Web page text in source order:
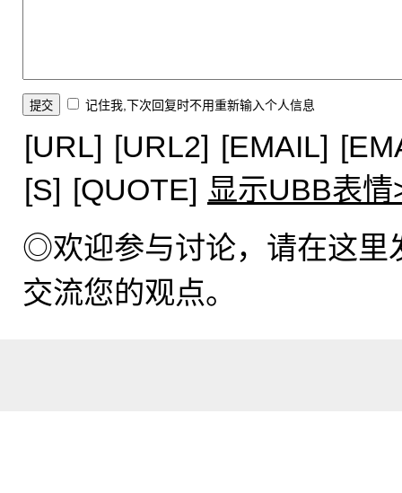
记住我,下次回复时不用重新输入个人信息
[URL] [URL2] [EMAIL]
[S] [QUOTE] 显示UBB表情
◎欢迎参与讨论，请在这里
交流您的观点。